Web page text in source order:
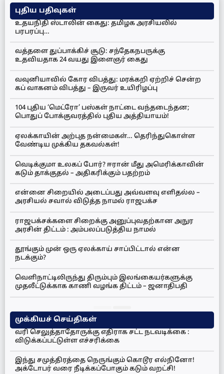
புதிய பதிவுகள்
உதயநிதி ஸ்டாலின் கைது: தமிழக அரசியலில்
பரபரப்பு…
வத்தளை துப்பாக்கிச் சூடு: சந்தேகநபருக்கு
உதவியதாக 24 வயது இளைஞர் கைது
வவுனியாவில் கோர விபத்து: மரக்கறி ஏற்றிச் சென்ற
கப் வாகனம் விபத்து – இருவர் உயிரிழப்பு
104 புதிய ‘மெட்ரோ’ பஸ்கள் நாட்டை வந்தடைந்தன;
பொதுப் போக்குவரத்தில் புதிய அத்தியாயம்!
ஏலக்காயின் அற்புத நன்மைகள்… தெரிந்துகொள்ள
வேண்டிய முக்கிய தகவல்கள்!
வெடிக்குமா உலகப் போர்? ஈரான் மீது அமெரிக்காவின்
கடும் தாக்குதல் – அதிகரிக்கும் பதற்றம்
என்னை சிறையில் அடைப்பது அவ்வளவு எளிதல்ல –
அரசியல் சவால் விடுத்த நாமல் ராஜபக்ச
ராஜபக்சக்களை சிறைக்கு அனுப்புவதற்கான அநுர
அரசின் திட்டம் : அம்பலப்படுத்திய நாமல்
தூங்கும் முன் ஒரு ஏலக்காய் சாப்பிட்டால் என்ன
நடக்கும்?
வெளிநாட்டிலிருந்து திரும்பும் இலங்கையர்களுக்கு
முதலீட்டுக்காக காணி வழங்க திட்டம் – ஜனாதிபதி
முக்கியச் செய்திகள்
வரி செலுத்தாதோருக்கு எதிராக சட்ட நடவடிக்கை :
விடுக்கப்பட்டுள்ள எச்சரிக்கை
இந்து சமுத்திரத்தை நெருங்கும் கொடூர எல்நினோ!
அக்டோபர் வரை நீடிக்கப்போகும் கடும் வறட்சி!